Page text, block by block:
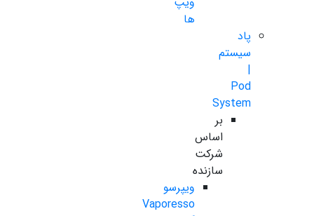
ها
پاد
سیستم
|
Pod
System
بر
اساس
شرکت
سازنده
ویپرسو
Vaporesso